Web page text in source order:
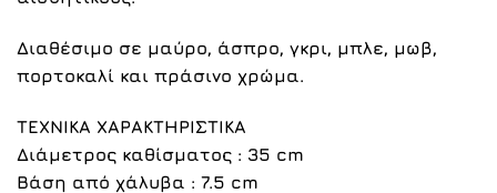
Διαθέσιμο σε μαύρο, άσπρο, γκρι, μπλε, μωβ,
πορτοκαλί και πράσινο χρώμα.
ΤΕΧΝΙΚΑ ΧΑΡΑΚΤΗΡΙΣΤΙΚΑ
Διάμετρος καθίσματος : 35 cm
Βάση από χάλυβα : 7.5 cm